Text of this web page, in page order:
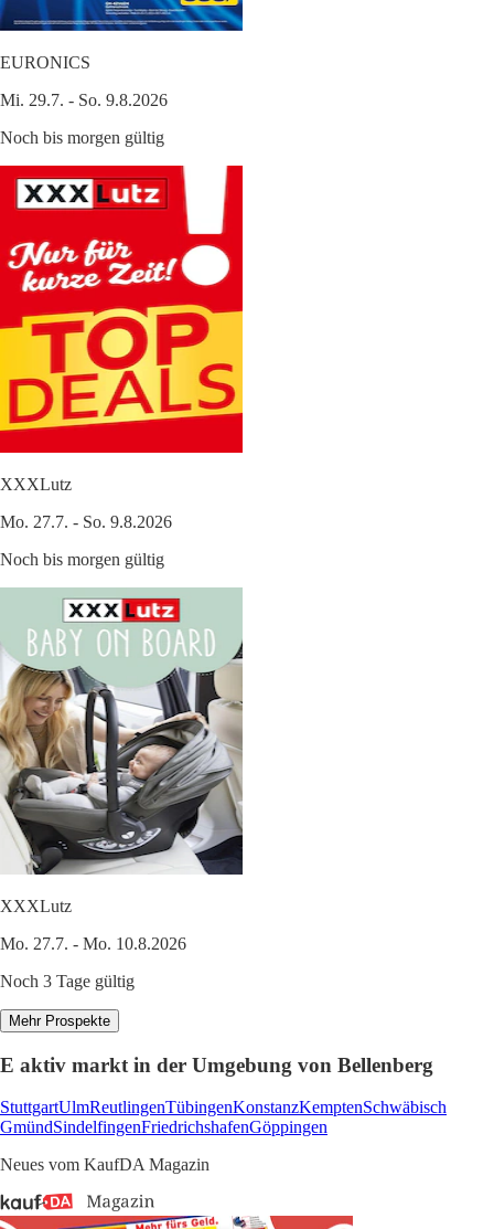
EURONICS
Mi. 29.7. - So. 9.8.2026
Noch bis morgen gültig
XXXLutz
Mo. 27.7. - So. 9.8.2026
Noch bis morgen gültig
XXXLutz
Mo. 27.7. - Mo. 10.8.2026
Noch 3 Tage gültig
Mehr Prospekte
E aktiv markt in der Umgebung von Bellenberg
StuttgartUlmReutlingenTübingenKonstanzKemptenSchwäbisch
GmündSindelfingenFriedrichshafenGöppingen
Neues vom KaufDA Magazin